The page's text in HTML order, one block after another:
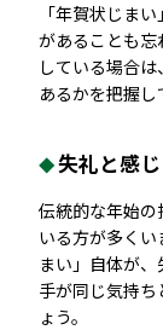
「年賀状じま
があることも
している場合
あるかを把握し
失礼と感
伝統的な年始の
いる方が多く
まい」自体が
手が同じ気持
ょう。